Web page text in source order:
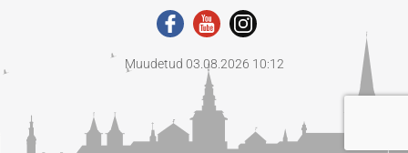
Muudetud 03.08.2026 10:12